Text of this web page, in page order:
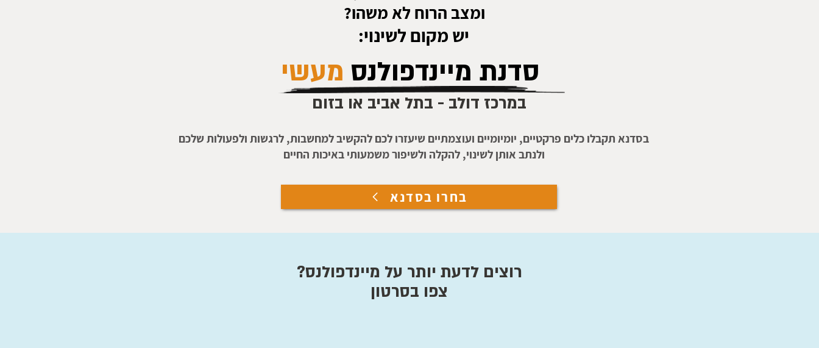
ומצב הרוח לא משהו?
יש מקום לשינוי:
סדנת מיינדפולנס מעשי
במרכז דולב - בתל אביב או בזום
בסדנא תקבלו כלים פרקטיים, יומיומיים ועוצמתיים שיעזרו לכם להקשיב למחשבות, לרגשות ולפעולות שלכם
ולנתב אותן לשינוי, להקלה ולשיפור משמעותי באיכות החיים
בחרו בסדנא
רוצים לדעת יותר על מיינדפולנס?
צפו בסרטון